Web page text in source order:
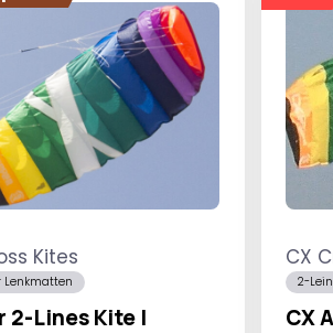
Kites
Lenkmatten
2-Lines Kite |
CX
2-
CX